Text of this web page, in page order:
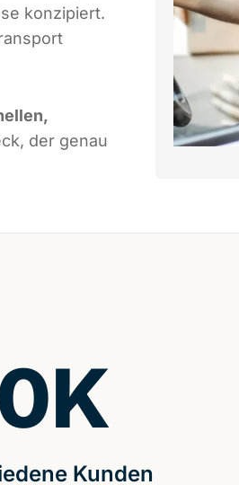
konzipiert.
der genau
Kunden
K